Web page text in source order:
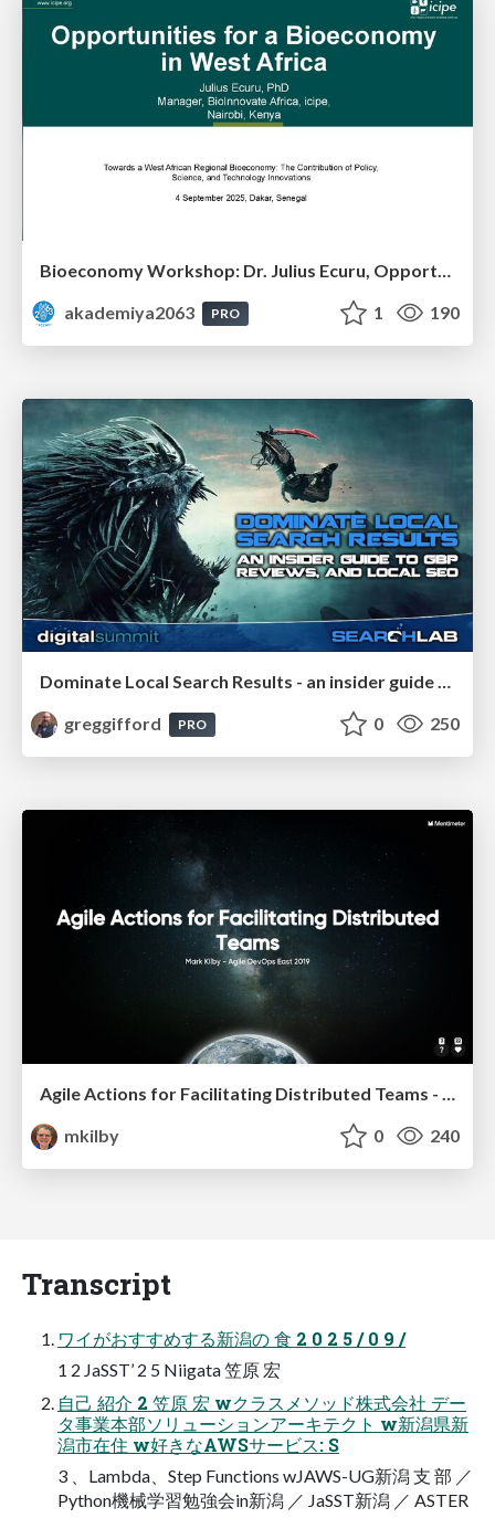
Bioeconomy Workshop: Dr. Julius Ecuru, Opportunities for a Bioeconomy in West Africa
akademiya2063
PRO 1 190
Dominate Local Search Results - an insider guide to GBP, reviews, and Local SEO
greggifford
PRO 0 250
mkilby
0 240
Transcript
ワイがおすすめする新潟の 食 2 0 2 5 / 0 9 /
1 2 JaSST’ 2 5 Niigata 笠原 宏
自己 紹介 2 笠原 宏 wクラスメソッド株式会社 デー
タ事業本部ソリューションアーキテクト w新潟県新
潟市在住 w好きなAWSサービス: S
3 、Lambda、Step Functions wJAWS-UG新潟 支 部 ／
Python機械学習勉強会in新潟 ／ JaSST新潟 ／ ASTER